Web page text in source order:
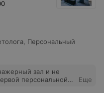
, Персональный
зал и не
персональной
Еще